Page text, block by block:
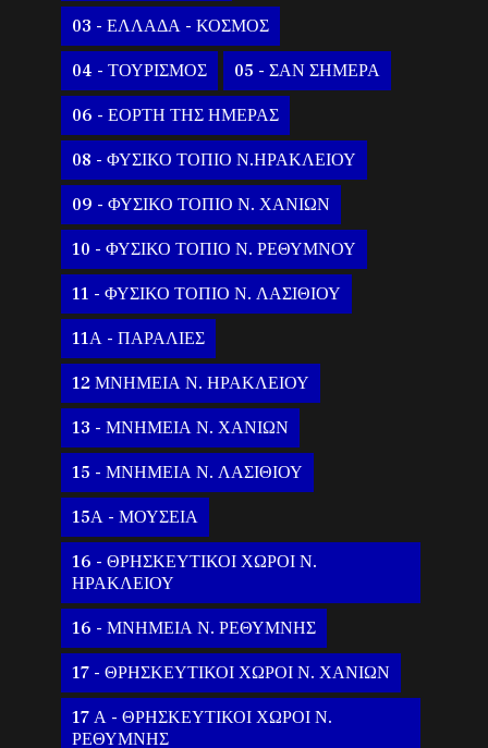
03 - ΕΛΛΑΔΑ - ΚΟΣΜΟΣ
04 - ΤΟΥΡΙΣΜΟΣ 05 - ΣΑΝ ΣΗΜΕΡΑ
06 - ΕΟΡΤΗ ΤΗΣ ΗΜΕΡΑΣ
08 - ΦΥΣΙΚΟ ΤΟΠΙΟ Ν.ΗΡΑΚΛΕΙΟΥ
09 - ΦΥΣΙΚΟ ΤΟΠΙΟ Ν. ΧΑΝΙΩΝ
10 - ΦΥΣΙΚΟ ΤΟΠΙΟ Ν. ΡΕΘΥΜΝΟΥ
11 - ΦΥΣΙΚΟ ΤΟΠΙΟ Ν. ΛΑΣΙΘΙΟΥ
11Α - ΠΑΡΑΛΙΕΣ
12 ΜΝΗΜΕΙΑ Ν. ΗΡΑΚΛΕΙΟΥ
13 - ΜΝΗΜΕΙΑ Ν. ΧΑΝΙΩΝ
15 - ΜΝΗΜΕΙΑ Ν. ΛΑΣΙΘΙΟΥ
15Α - ΜΟΥΣΕΙΑ
16 - ΘΡΗΣΚΕΥΤΙΚΟΙ ΧΩΡΟΙ Ν.
ΗΡΑΚΛΕΙΟΥ
16 - ΜΝΗΜΕΙΑ Ν. ΡΕΘΥΜΝΗΣ
17 - ΘΡΗΣΚΕΥΤΙΚΟΙ ΧΩΡΟΙ Ν. ΧΑΝΙΩΝ
17 Α - ΘΡΗΣΚΕΥΤΙΚΟΙ ΧΩΡΟΙ Ν.
ΡΕΘΥΜΝΗΣ